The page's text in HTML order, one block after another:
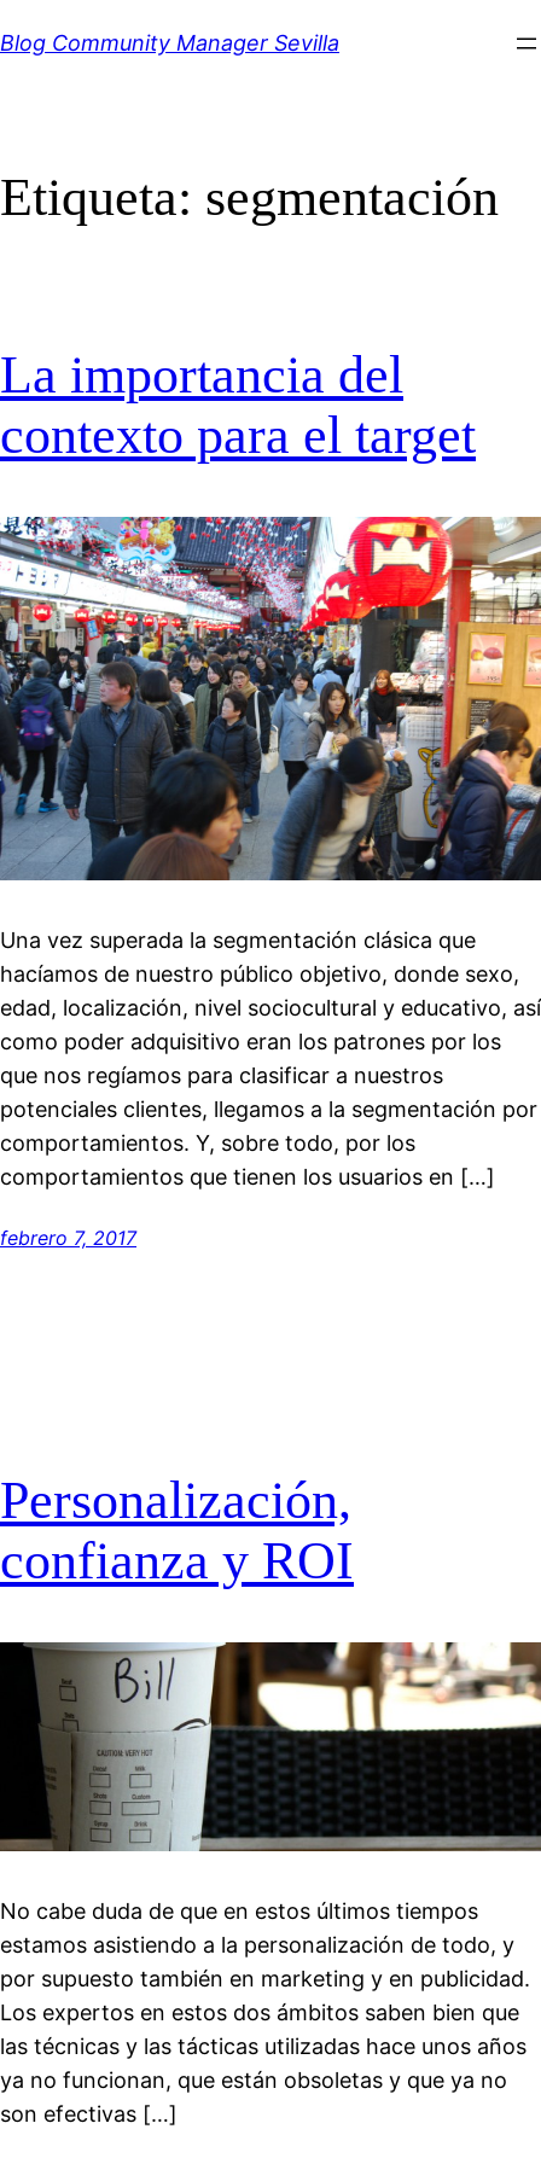
al
Blog Community Manager Sevilla
Etiqueta: segmentación
La importancia del
contexto para el target
Una vez superada la segmentación clásica que
hacíamos de nuestro público objetivo, donde sexo,
edad, localización, nivel sociocultural y educativo, así
como poder adquisitivo eran los patrones por los
que nos regíamos para clasificar a nuestros
potenciales clientes, llegamos a la segmentación por
comportamientos. Y, sobre todo, por los
comportamientos que tienen los usuarios en […]
febrero 7, 2017
Personalización,
confianza y ROI
No cabe duda de que en estos últimos tiempos
estamos asistiendo a la personalización de todo, y
por supuesto también en marketing y en publicidad.
Los expertos en estos dos ámbitos saben bien que
las técnicas y las tácticas utilizadas hace unos años
ya no funcionan, que están obsoletas y que ya no
son efectivas […]